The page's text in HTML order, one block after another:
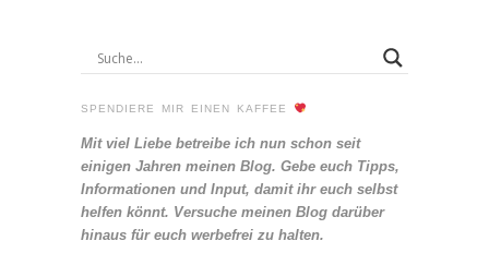
SPENDIERE MIR EINEN KAFFEE
Mit viel Liebe betreibe ich nun schon seit
einigen Jahren meinen Blog. Gebe euch Tipps,
Informationen und Input, damit ihr euch selbst
helfen könnt. Versuche meinen Blog darüber
hinaus für euch werbefrei zu halten.